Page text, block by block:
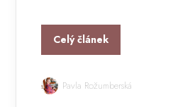
Celý článek
Pavla Rožumberská